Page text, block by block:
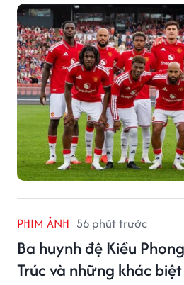
PHIM ẢNH 56 phút trước
Ba huynh đệ Kiều
Trúc và những khác